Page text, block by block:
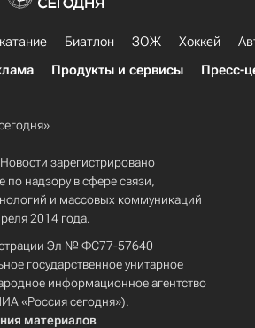
Биатлон ЗОЖ Хоккей
Продукты и сервисы Пресс-
зарегистрировано
по надзору в сфере связи,
и массовых коммуникаций
2014 года.
Эл № ФС77-57640
государственное унитарное
информационное агентство
«Россия сегодня»).
материалов